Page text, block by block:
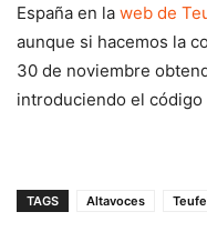
España en la web de
aunque si hacemos la
30 de noviembre
introduciendo el código
TAGS Altavoces